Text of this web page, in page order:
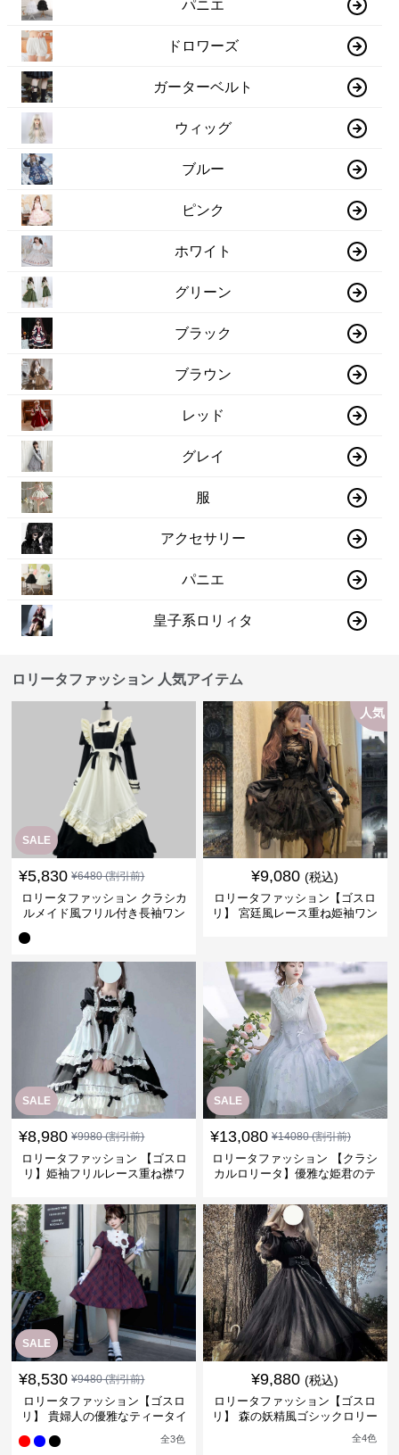
パニエ
ドロワーズ
ガーターベルト
ウィッグ
ブルー
ピンク
ホワイト
グリーン
ブラック
ブラウン
レッド
グレイ
服
アクセサリー
パニエ
皇子系ロリィタ
ロリータファッション 人気アイテム
SALE
¥5,830 ¥6480(割引前)
ロリータファッション クラシカ
ルメイド風フリル付き長袖ワン
人気
¥9,080 (税込)
ロリータファッション【ゴスロ
リ】 宮廷風レース重ね姫袖ワン
SALE
¥8,980 ¥9980(割引前)
ロリータファッション 【ゴスロ
リ】姫袖フリルレース重ね襟ワ
SALE
¥13,080 ¥14080(割引前)
ロリータファッション 【クラシ
カルロリータ】優雅な姫君のテ
SALE
¥8,530 ¥9480(割引前)
ロリータファッション【ゴスロ
リ】 貴婦人の優雅なティータイ
全3色
¥9,880 (税込)
ロリータファッション【ゴスロ
リ】 森の妖精風ゴシックロリー
全4色